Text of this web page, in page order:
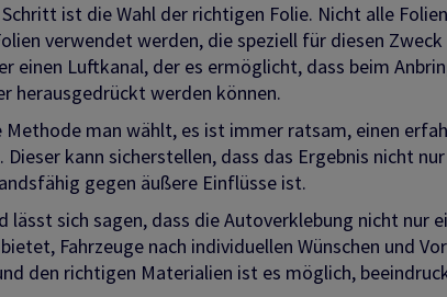
ist die Wahl der richtigen Folie. Nicht alle
verwendet werden, die speziell für diesen
einen Luftkanal, der es ermöglicht, dass beim
herausgedrückt werden können.
Methode man wählt, es ist immer ratsam, einen
Dieser kann sicherstellen, dass das Ergebnis nicht
gegen äußere Einflüsse ist.
lässt sich sagen, dass die Autoverklebung nicht
Fahrzeuge nach individuellen Wünschen und
den richtigen Materialien ist es möglich,